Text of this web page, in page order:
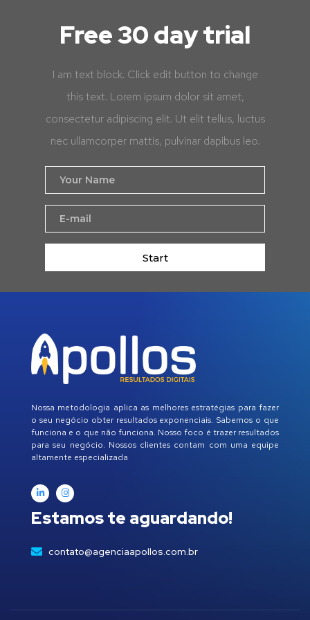
Free 30 day trial
I am text block. Click edit button to change
this text. Lorem ipsum dolor sit amet,
consectetur adipiscing elit. Ut elit tellus, luctus
nec ullamcorper mattis, pulvinar dapibus leo.
Start
Nossa metodologia aplica as melhores estratégias para fazer
o seu negócio obter resultados exponenciais. Sabemos o que
funciona e o que não funciona. Nosso foco é trazer resultados
para seu negócio. Nossos clientes contam com uma equipe
altamente especializada
Estamos te aguardando!
contato@agenciaapollos.com.br